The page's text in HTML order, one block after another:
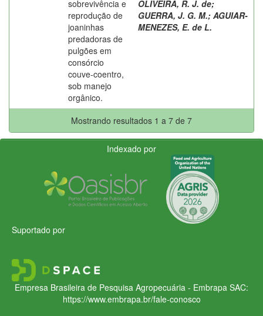
sobrevivência e
reprodução de
joaninhas
predadoras de
pulgões em
consórcio
couve-coentro,
sob manejo
orgânico.
OLIVEIRA, R. J. de;
GUERRA, J. G. M.; AGUIAR-
MENEZES, E. de L.
Mostrando resultados 1 a 7 de 7
Indexado por
Suportado por
Empresa Brasileira de Pesquisa Agropecuária - Embrapa SAC:
https://www.embrapa.br/fale-conosco